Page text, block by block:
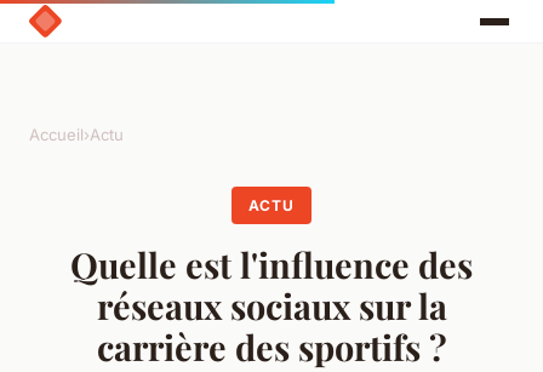
Accueil›Actu
ACTU
Quelle est l'influence des
réseaux sociaux sur la
carrière des sportifs ?